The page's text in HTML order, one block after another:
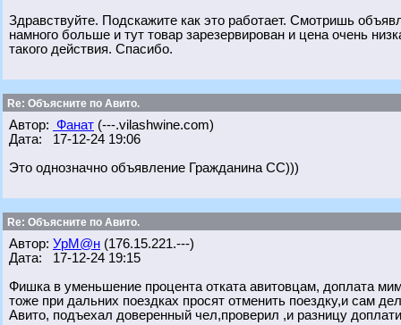
Здравствуйте. Подскажите как это работает. Смотришь
намного больше и тут товар зарезервирован и цена очень
такого действия. Спасибо.
Re: Объясните по Авито.
Автор: Фанат (---.vilashwine.com)
Дата: 17-12-24 19:06
Это однозначно объявление Гражданина СС)))
Re: Объясните по Авито.
Автор: УрМ@н (176.15.221.---)
Дата: 17-12-24 19:15
Фишка в уменьшение процента отката авитовцам, доплата
тоже при дальних поездках просят отменить поездку,и сам
Авито, подъехал доверенный чел,проверил ,и разницу